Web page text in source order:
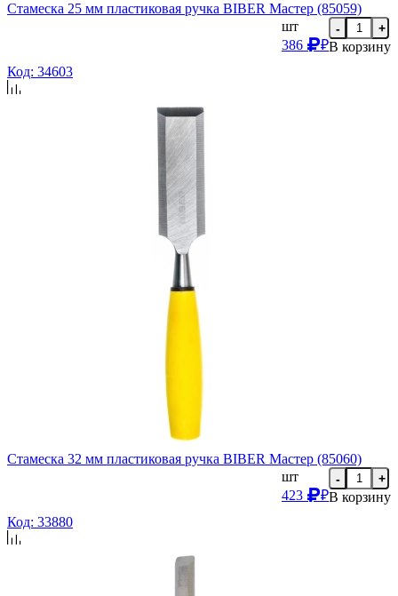
Стамеска 25 мм пластиковая ручка BIBER Мастер (85059)
шт
386
₽
- +
В корзину
Код: 34603
Стамеска 32 мм пластиковая ручка BIBER Мастер (85060)
шт
423
₽
- +
В корзину
Код: 33880